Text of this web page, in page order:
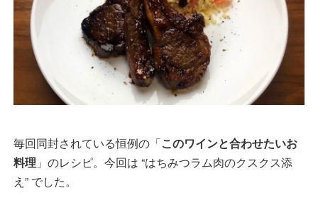
毎回同封されている恒例の「このワインと合わせたいお
料理 」のレシピ。今回は “はちみつラム肉のクスクス添
え” でした。